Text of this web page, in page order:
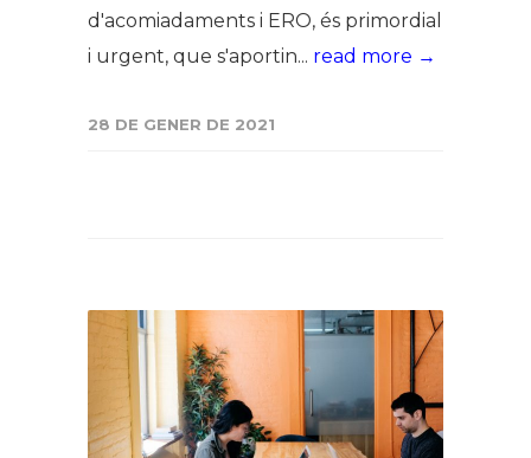
d'acomiadaments i ERO, és primordial
i urgent, que s'aportin... read more →
28 DE GENER DE 2021